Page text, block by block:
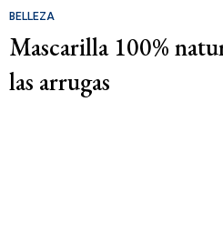
BELLEZA
Mascarilla 100%
las arrugas